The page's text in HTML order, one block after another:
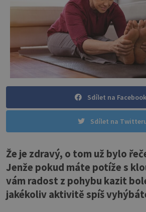
Sdílet na
Sdílet na
Že je zdravý, o tom už bylo
Jenže pokud máte potíže s
vám radost z pohybu kazit
jakékoliv aktivitě spíš